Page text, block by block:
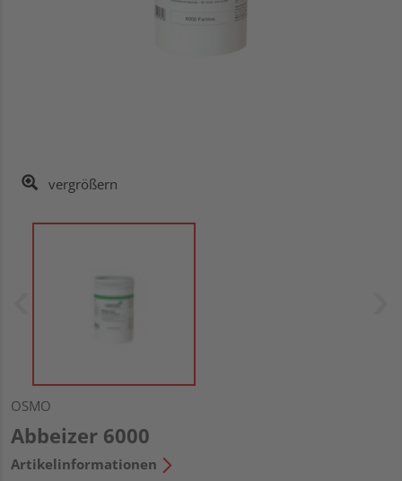
vergrößern
OSMO
Abbeizer 6000
Artikelinformationen